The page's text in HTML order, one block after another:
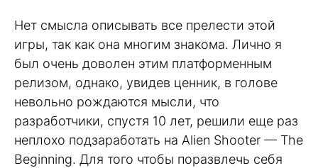
Нет смысла описывать все прелести этой
игры, так как она многим знакома. Лично я
был очень доволен этим платформенным
релизом, однако, увидев ценник, в голове
невольно рождаются мысли, что
разработчики, спустя 10 лет, решили еще раз
неплохо подзаработать на Alien Shooter — The
Beginning. Для того чтобы поразвлечь себя